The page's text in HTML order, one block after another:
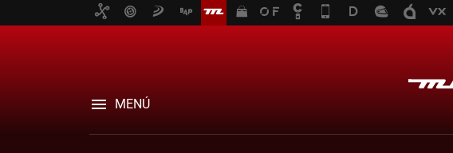
MENÚ